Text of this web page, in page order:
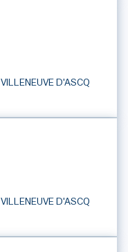
VILLENEUVE D'ASCQ
VILLENEUVE D'ASCQ